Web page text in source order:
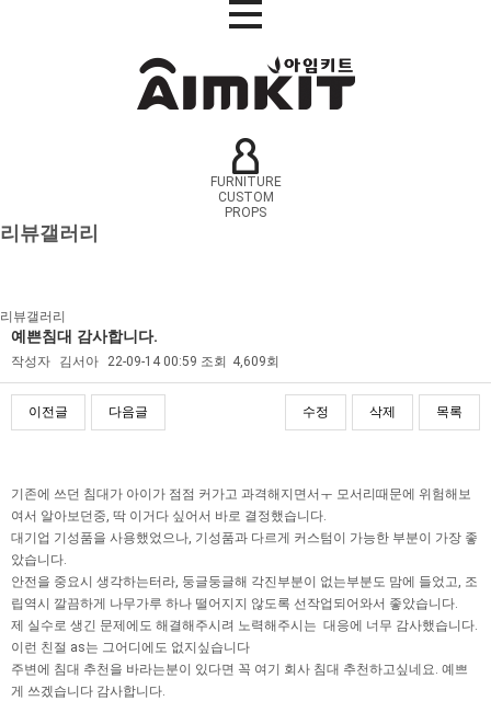
FURNITURE
CUSTOM
PROPS
리뷰갤러리
리뷰갤러리
예쁜침대 감사합니다.
작성자 김서아 22-09-14 00:59 조회 4,609회
이전글 다음글 수정 삭제 목록
기존에 쓰던 침대가 아이가 점점 커가고 과격해지면서ㅜ 모서리때문에 위험해보
여서 알아보던중, 딱 이거다 싶어서 바로 결정했습니다.
대기업 기성품을 사용했었으나, 기성품과 다르게 커스텀이 가능한 부분이 가장 좋
았습니다.
안전을 중요시 생각하는터라, 둥글둥글해 각진부분이 없는부분도 맘에 들었고, 조
립역시 깔끔하게 나무가루 하나 떨어지지 않도록 선작업되어와서 좋았습니다.
제 실수로 생긴 문제에도 해결해주시려 노력해주시는 대응에 너무 감사했습니다.
이런 친절 as는 그어디에도 없지싶습니다
주변에 침대 추천을 바라는분이 있다면 꼭 여기 회사 침대 추천하고싶네요. 예쁘
게 쓰겠습니다 감사합니다.